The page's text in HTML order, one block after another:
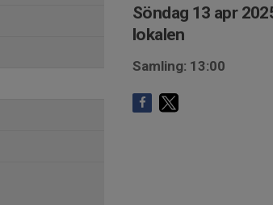
Söndag 13 apr
lokalen
Samling: 13:00